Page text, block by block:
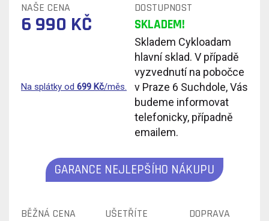
NAŠE CENA DOSTUPNOST
6 990 KČ SKLADEM!
Na splátky od 699 Kč/měs.
Skladem Cykloadam
hlavní sklad. V případě
vyzvednutí na pobočce
v Praze 6 Suchdole, Vás
budeme informovat
telefonicky, případně
emailem.
GARANCE NEJLEPŠÍHO NÁKUPU
BĚŽNÁ CENA UŠETŘÍTE DOPRAVA